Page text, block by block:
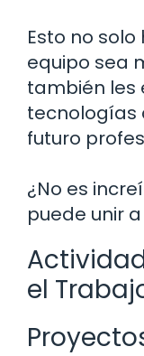
Esto no
equipo sea
también les
tecnologías
futuro
¿No es
puede unir
el